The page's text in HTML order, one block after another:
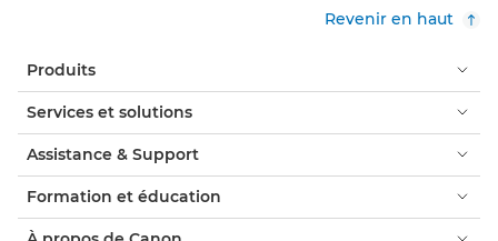
Revenir en haut
Produits
Services et solutions
Assistance & Support
Formation et éducation